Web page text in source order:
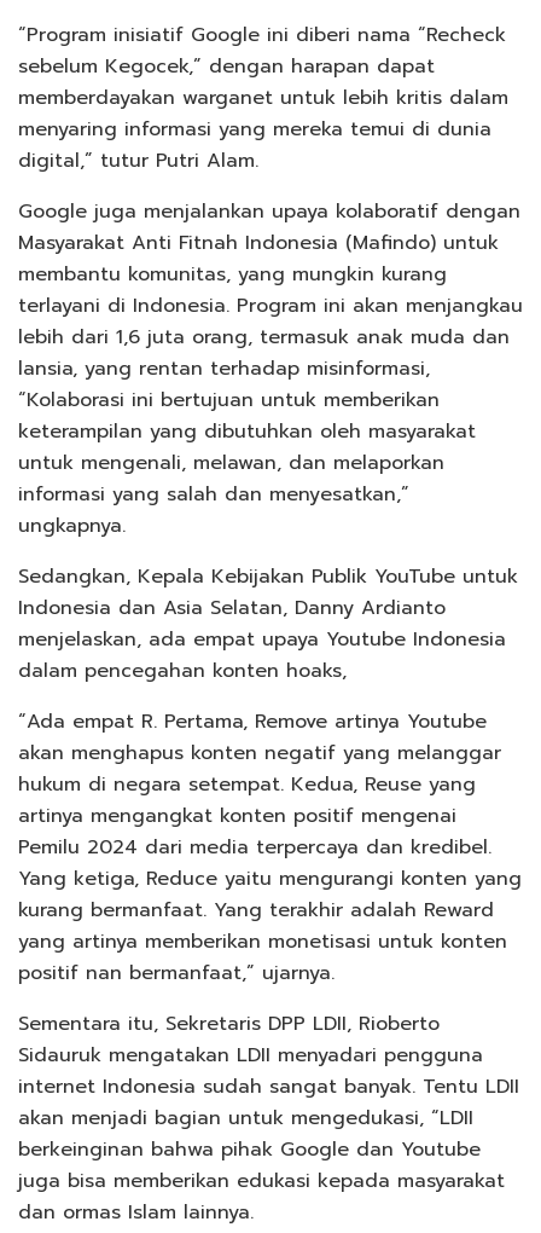
“Program inisiatif Google ini diberi nama “Recheck
sebelum Kegocek,” dengan harapan dapat
memberdayakan warganet untuk lebih kritis dalam
menyaring informasi yang mereka temui di dunia
digital,” tutur Putri Alam.
Google juga menjalankan upaya kolaboratif dengan
Masyarakat Anti Fitnah Indonesia (Mafindo) untuk
membantu komunitas, yang mungkin kurang
terlayani di Indonesia. Program ini akan menjangkau
lebih dari 1,6 juta orang, termasuk anak muda dan
lansia, yang rentan terhadap misinformasi,
“Kolaborasi ini bertujuan untuk memberikan
keterampilan yang dibutuhkan oleh masyarakat
untuk mengenali, melawan, dan melaporkan
informasi yang salah dan menyesatkan,”
ungkapnya.
Sedangkan, Kepala Kebijakan Publik YouTube untuk
Indonesia dan Asia Selatan, Danny Ardianto
menjelaskan, ada empat upaya Youtube Indonesia
dalam pencegahan konten hoaks,
“Ada empat R. Pertama, Remove artinya Youtube
akan menghapus konten negatif yang melanggar
hukum di negara setempat. Kedua, Reuse yang
artinya mengangkat konten positif mengenai
Pemilu 2024 dari media terpercaya dan kredibel.
Yang ketiga, Reduce yaitu mengurangi konten yang
kurang bermanfaat. Yang terakhir adalah Reward
yang artinya memberikan monetisasi untuk konten
positif nan bermanfaat,” ujarnya.
Sementara itu, Sekretaris DPP LDII, Rioberto
Sidauruk mengatakan LDII menyadari pengguna
internet Indonesia sudah sangat banyak. Tentu LDII
akan menjadi bagian untuk mengedukasi, “LDII
berkeinginan bahwa pihak Google dan Youtube
juga bisa memberikan edukasi kepada masyarakat
dan ormas Islam lainnya.